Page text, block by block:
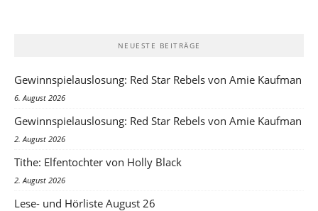
NEUESTE BEITRÄGE
Gewinnspielauslosung: Red Star Rebels von Amie Kaufman
6. August 2026
Gewinnspielauslosung: Red Star Rebels von Amie Kaufman
2. August 2026
Tithe: Elfentochter von Holly Black
2. August 2026
Lese- und Hörliste August 26